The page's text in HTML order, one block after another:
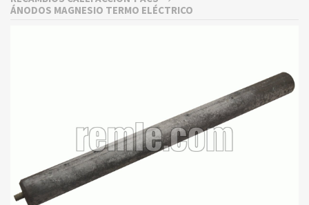
ÁNODOS MAGNESIO TERMO ELÉCTRICO